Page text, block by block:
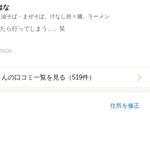
な
そば・まぜそば、汁なし担々麺、ラーメン
ら行ってしまう…。笑
06
んの口コミ一覧を見る（519件）
住所を修正